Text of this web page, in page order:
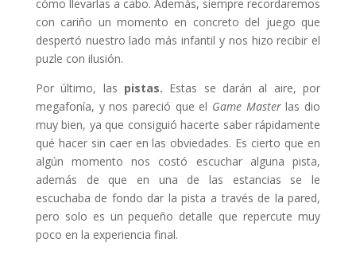
cómo llevarlas a cabo. Además, siempre recordaremos
con cariño un momento en concreto del juego que
despertó nuestro lado más infantil y nos hizo recibir el
puzle con ilusión.
Por último, las pistas. Estas se darán al aire, por
megafonía, y nos pareció que el Game Masterlas dio
muy bien, ya que consiguió hacerte saber rápidamente
qué hacer sin caer en las obviedades. Es cierto que en
algún momento nos costó escuchar alguna pista,
además de que en una de las estancias se le
escuchaba de fondo dar la pista a través de la pared,
pero solo es un pequeño detalle que repercute muy
poco en la experiencia final.